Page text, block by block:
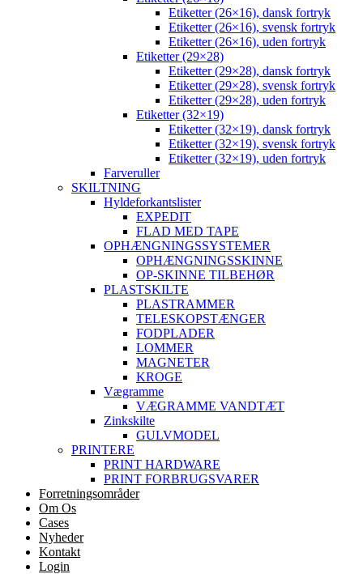
Etiketter (26×16), dansk fortryk
Etiketter (26×16), svensk fortryk
Etiketter (26×16), uden fortryk
Etiketter (29×28)
Etiketter (29×28), dansk fortryk
Etiketter (29×28), svensk fortryk
Etiketter (29×28), uden fortryk
Etiketter (32×19)
Etiketter (32×19), dansk fortryk
Etiketter (32×19), svensk fortryk
Etiketter (32×19), uden fortryk
Farveruller
SKILTNING
Hyldeforkantslister
EXPEDIT
FLAD MED TAPE
OPHÆNGNINGSSYSTEMER
OPHÆNGNINGSSKINNE
OP-SKINNE TILBEHØR
PLASTSKILTE
PLASTRAMMER
TELESKOPSTÆNGER
FODPLADER
LOMMER
MAGNETER
KROGE
Vægramme
VÆGRAMME VANDTÆT
Zinkskilte
GULVMODEL
PRINTERE
PRINT HARDWARE
PRINT FORBRUGSVARER
Forretningsområder
Om Os
Cases
Nyheder
Kontakt
Login